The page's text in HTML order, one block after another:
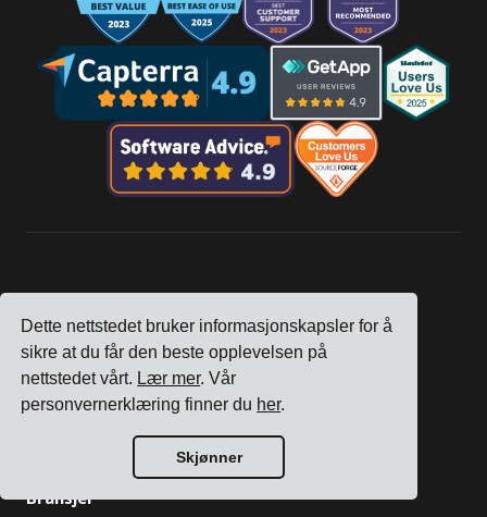
Dette nettstedet bruker informasjonskapsler for å
sikre at du får den beste opplevelsen på
nettstedet vårt. Lær mer. Vår
personvernerklæring finner du her.
Skjønner
Sporing
Priser
Bransjer